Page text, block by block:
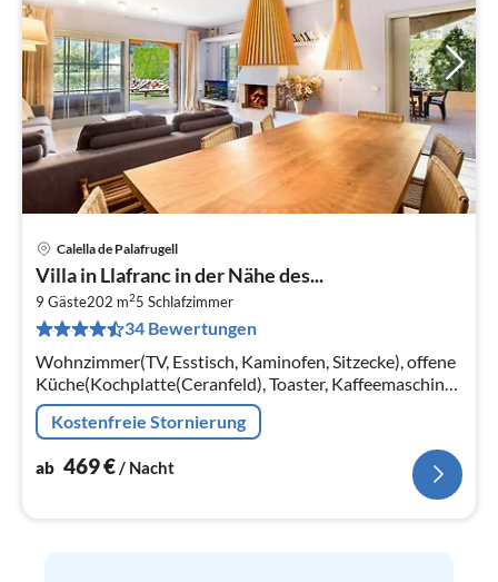
Calella de Palafrugell
Villa in Llafranc in der Nähe des...
9 Gäste202 m25 Schlafzimmer
34 Bewertungen
Wohnzimmer(TV, Esstisch, Kaminofen, Sitzecke), offene
Küche(Kochplatte(Ceranfeld), Toaster, Kaffeemaschine,
Backofen, Mikrowelle, Spülmaschine,
Kühl-/Gefrierkombination, )
Kostenfreie Stornierung
ab 469€/ Nacht